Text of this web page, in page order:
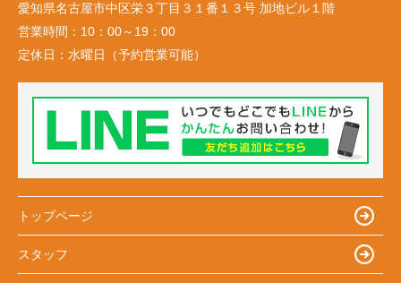
愛知県名古屋市中区栄３丁目３１番１３号 加地ビル１階
営業時間： 10：00～19：00
定休日： 水曜日（予約営業可能）
トップページ
スタッフ